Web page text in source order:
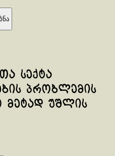
სექტა
პრობლემის
მეტად უშლის